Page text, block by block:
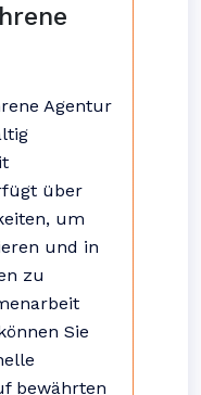
Agentur
über
um
und in
zu
Sie
bewährten